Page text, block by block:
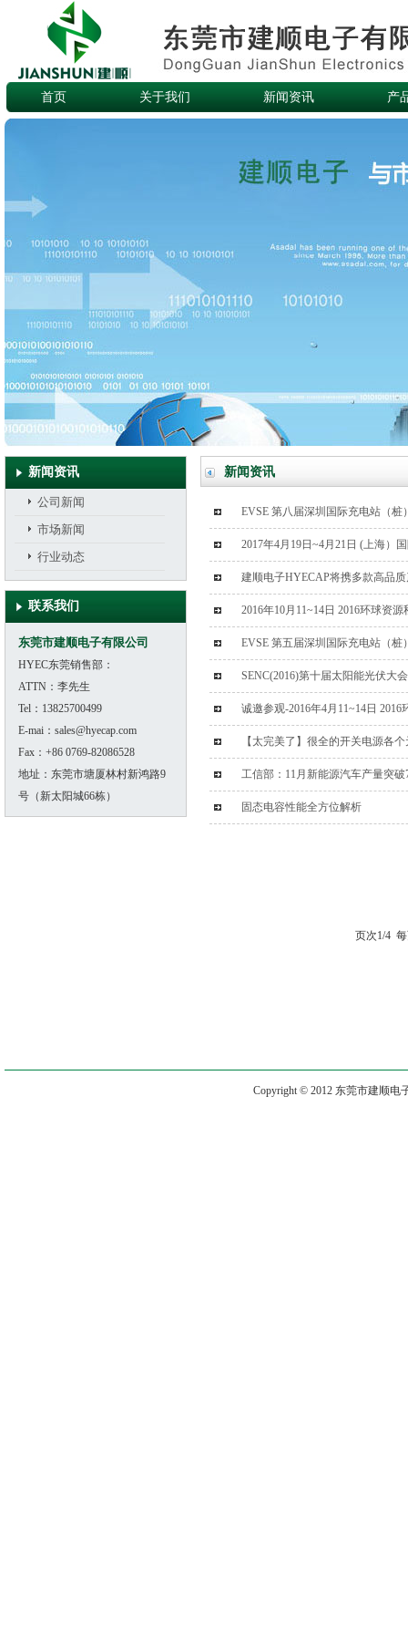
首页 关于我们 新闻资讯 产
新闻资讯
公司新闻
市场新闻
行业动态
联系我们
东莞市建顺电子有限公司
HYEC东莞销售部：
ATTN：李先生
Tel：13825700499
E-mai：sales@hyecap.com
Fax：+86 0769-82086528
地址：东莞市塘厦林村新鸿路9
号（新太阳城66栋）
新闻资讯
EVSE 第八届深圳国际充电站（
2017年4月19日~4月21日 (上海）
建顺电子HYECAP将携多款高品
2016年10月11~14日 2016环球资
EVSE 第五届深圳国际充电站（
SENC(2016)第十届太阳能光伏大
诚邀参观-2016年4月11~14日
【太完美了】很全的开关电源各
工信部：11月新能源汽车产量突
固态电容性能全方位解析
页次1/4
Copyright © 2012 东莞市建顺电